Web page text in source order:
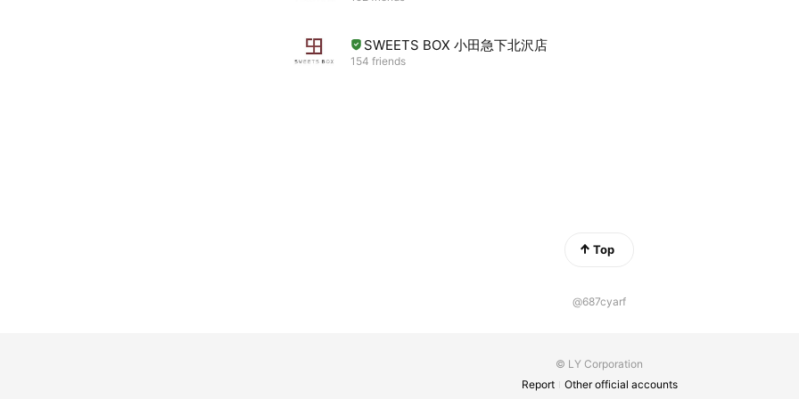
SWEETS BOX 小田急下北沢店
154 friends
Top
@687cyarf
© LY Corporation
Report
Other official accounts